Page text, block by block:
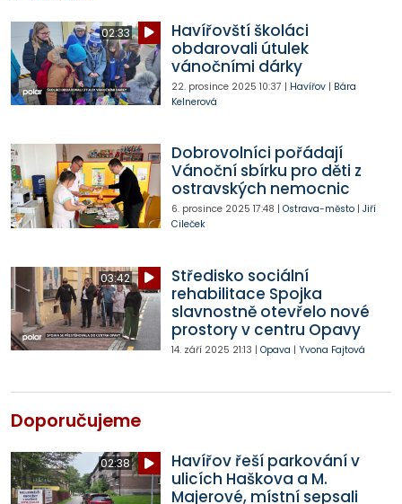
02:33
Havířovští školáci
obdarovali útulek
vánočními dárky
22. prosince 2025 10:37 | Havířov| Bára
Kelnerová
Dobrovolníci pořádají
Vánoční sbírku pro děti z
ostravských nemocnic
6. prosince 2025 17:48 | Ostrava-město| Jiří
Cileček
03:42
Středisko sociální
rehabilitace Spojka
slavnostně otevřelo nové
prostory v centru Opavy
14. září 2025 21:13 | Opava | Yvona Fajtová
Doporučujeme
02:38
Havířov řeší parkování v
ulicích Haškova a M.
Majerové, místní sepsali